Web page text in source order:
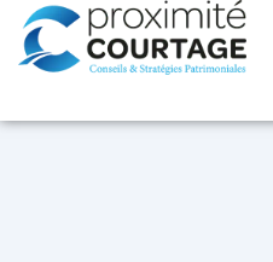
Aller
contenu